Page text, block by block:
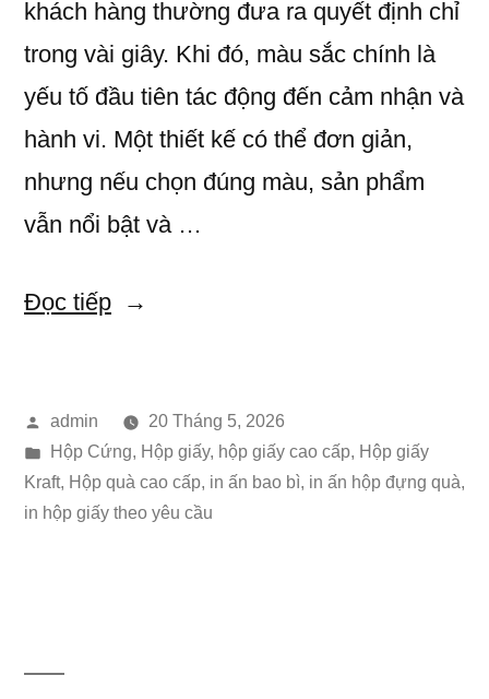
QUÀ”
khách hàng thường đưa ra quyết định chỉ
trong vài giây. Khi đó, màu sắc chính là
yếu tố đầu tiên tác động đến cảm nhận và
hành vi. Một thiết kế có thể đơn giản,
nhưng nếu chọn đúng màu, sản phẩm
vẫn nổi bật và …
Đọc tiếp“Tâm
Sắc
Trong
Bao
Đăng
bởi
admin
20 Tháng 5, 2026
Đăng
trong
Hộp Cứng, Hộp giấy, hộp giấy cao cấp, Hộp giấy
Kraft, Hộp quà cao cấp, in ấn bao bì, in ấn hộp đựng quà,
in hộp giấy theo yêu cầu